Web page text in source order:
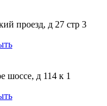
проезд, д 27 стр 3
шоссе, д 114 к 1